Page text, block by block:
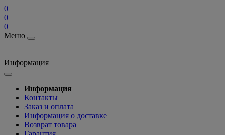
0
0
0
Меню
Информация
Информация
Контакты
Заказ и оплата
Информация о доставке
Возврат товара